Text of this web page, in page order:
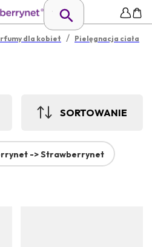
dla kobiet / Pielęgnacja ciała
SORTOWANIE
-> Strawberrynet